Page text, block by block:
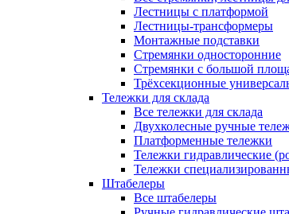
Лестницы с платформой
Лестницы-трансформеры
Монтажные подставки
Стремянки односторонние
Стремянки с большой
Трёхсекционные
Тележки для склада
Все тележки для склада
Двухколесные ручные
Платформенные тележки
Тележки гидравлические
Тележки
Штабелеры
Все штабелеры